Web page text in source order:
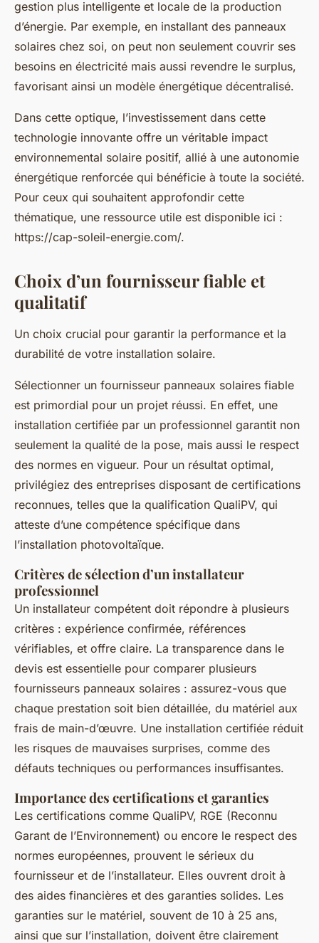
gestion plus intelligente et locale de la production
d’énergie. Par exemple, en installant des panneaux
solaires chez soi, on peut non seulement couvrir ses
besoins en électricité mais aussi revendre le surplus,
favorisant ainsi un modèle énergétique décentralisé.
Dans cette optique, l’investissement dans cette
technologie innovante offre un véritable impact
environnemental solaire positif, allié à une autonomie
énergétique renforcée qui bénéficie à toute la société.
Pour ceux qui souhaitent approfondir cette
thématique, une ressource utile est disponible ici :
https://cap-soleil-energie.com/.
Choix d’un fournisseur fiable et
qualitatif
Un choix crucial pour garantir la performance et la
durabilité de votre installation solaire.
Sélectionner un fournisseur panneaux solaires fiable
est primordial pour un projet réussi. En effet, une
installation certifiée par un professionnel garantit non
seulement la qualité de la pose, mais aussi le respect
des normes en vigueur. Pour un résultat optimal,
privilégiez des entreprises disposant de certifications
reconnues, telles que la qualification QualiPV, qui
atteste d’une compétence spécifique dans
l’installation photovoltaïque.
Critères de sélection d’un installateur
professionnel
Un installateur compétent doit répondre à plusieurs
critères : expérience confirmée, références
vérifiables, et offre claire. La transparence dans le
devis est essentielle pour comparer plusieurs
fournisseurs panneaux solaires : assurez-vous que
chaque prestation soit bien détaillée, du matériel aux
frais de main-d’œuvre. Une installation certifiée réduit
les risques de mauvaises surprises, comme des
défauts techniques ou performances insuffisantes.
Importance des certifications et garanties
Les certifications comme QualiPV, RGE (Reconnu
Garant de l’Environnement) ou encore le respect des
normes européennes, prouvent le sérieux du
fournisseur et de l’installateur. Elles ouvrent droit à
des aides financières et des garanties solides. Les
garanties sur le matériel, souvent de 10 à 25 ans,
ainsi que sur l’installation, doivent être clairement